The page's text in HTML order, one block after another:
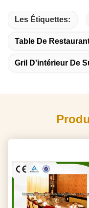
Les Étiquettes:
Table De
Gril D'intérieur De